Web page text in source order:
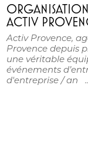
ACTIV
Activ Provence,
Provence depuis
une véritable
événements
d'entreprise / an